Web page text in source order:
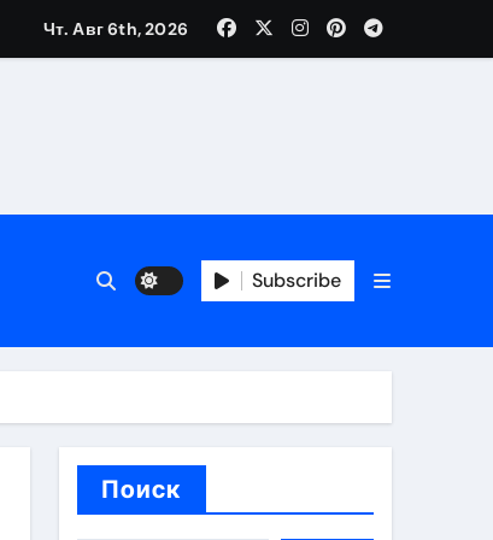
Чт. Авг 6th, 2026
Subscribe
Поиск